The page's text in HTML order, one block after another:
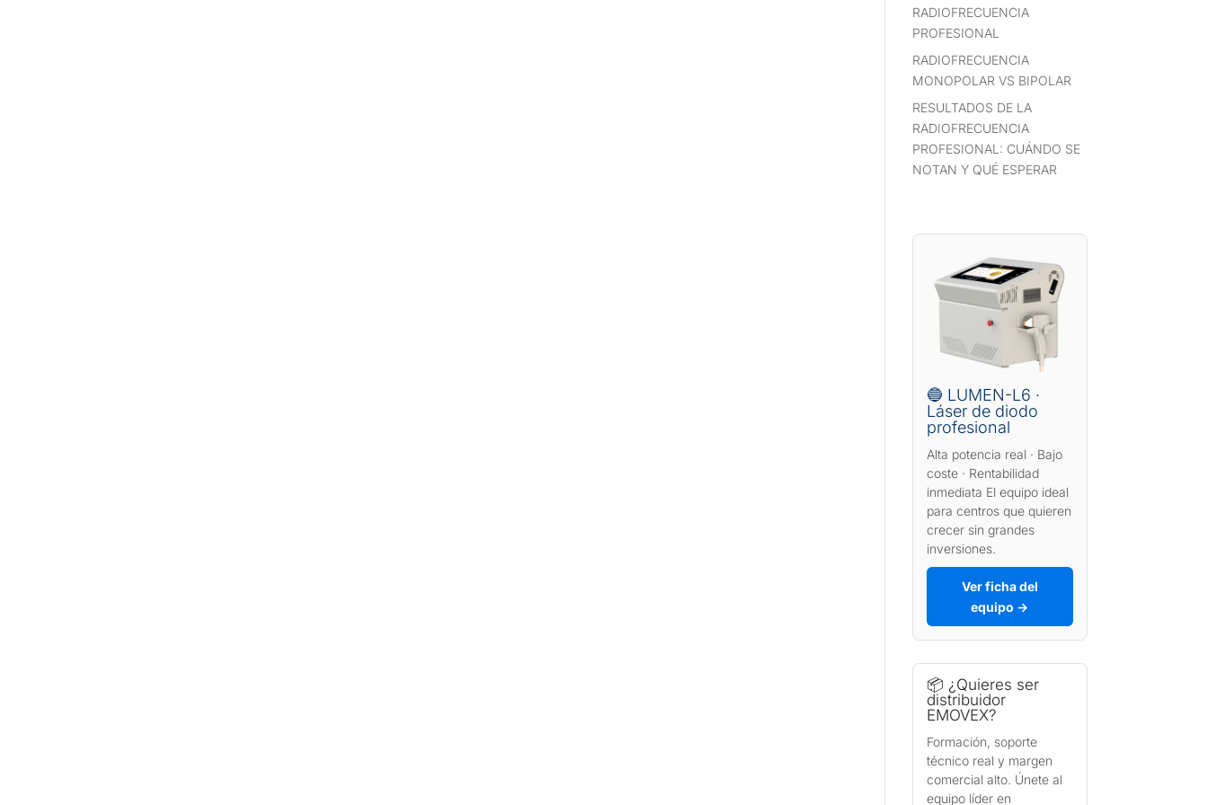
RADIOFRECUENCIA
PROFESIONAL
RADIOFRECUENCIA
MONOPOLAR VS BIPOLAR
RESULTADOS DE LA
RADIOFRECUENCIA
PROFESIONAL: CUÁNDO SE
NOTAN Y QUÉ ESPERAR
🔵 LUMEN-L6 ·
Láser de diodo
profesional
Alta potencia real · Bajo
coste · Rentabilidad
inmediata El equipo ideal
para centros que quieren
crecer sin grandes
inversiones.
Ver ficha del
equipo →
📦 ¿Quieres ser
distribuidor
EMOVEX?
Formación, soporte
técnico real y margen
comercial alto. Únete al
equipo líder en